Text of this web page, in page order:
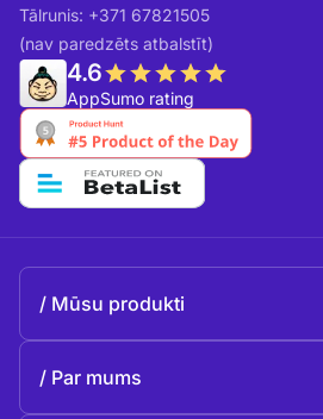
Tālrunis: +371 67821505
(nav paredzēts atbalstīt)
4.6
AppSumo rating
Mūsu produkti
Par mums